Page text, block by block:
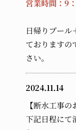
営業時間：9
日帰りプール
ておりますの
さい。
2024.11.14
【断水工事の
下記日程にて